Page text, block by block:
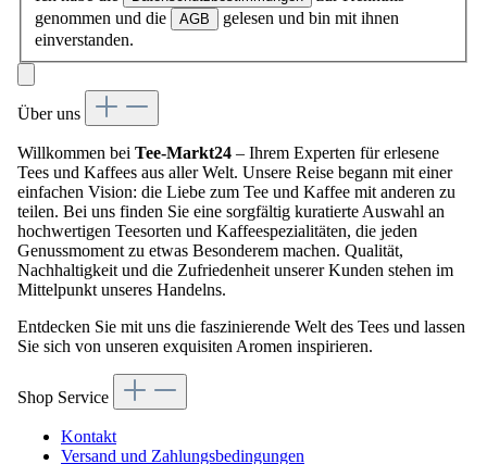
genommen und die
AGB
gelesen und bin mit ihnen
einverstanden.
Über uns
Willkommen bei Tee-Markt24 – Ihrem Experten für erlesene
Tees und Kaffees aus aller Welt. Unsere Reise begann mit einer
einfachen Vision: die Liebe zum Tee und Kaffee mit anderen zu
teilen. Bei uns finden Sie eine sorgfältig kuratierte Auswahl an
hochwertigen Teesorten und Kaffeespezialitäten, die jeden
Genussmoment zu etwas Besonderem machen. Qualität,
Nachhaltigkeit und die Zufriedenheit unserer Kunden stehen im
Mittelpunkt unseres Handelns.
Entdecken Sie mit uns die faszinierende Welt des Tees und lassen
Sie sich von unseren exquisiten Aromen inspirieren.
Shop Service
Kontakt
Versand und Zahlungsbedingungen